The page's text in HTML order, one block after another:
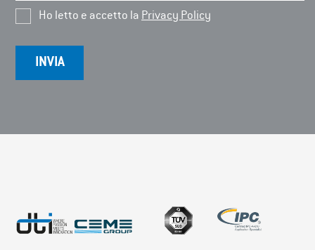
Ho letto e accetto la Privacy Policy